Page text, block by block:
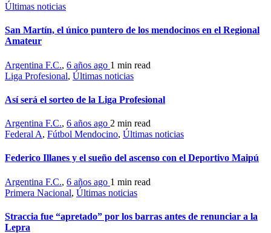
Últimas noticias
San Martín, el único puntero de los mendocinos en el Regional
Amateur
Argentina F.C., 6 años ago 1 min read
Liga Profesional, Últimas noticias
Así será el sorteo de la Liga Profesional
Argentina F.C., 6 años ago 2 min read
Federal A, Fútbol Mendocino, Últimas noticias
Federico Illanes y el sueño del ascenso con el Deportivo Maipú
Argentina F.C., 6 años ago 1 min read
Primera Nacional, Últimas noticias
Straccia fue “apretado” por los barras antes de renunciar a la
Lepra